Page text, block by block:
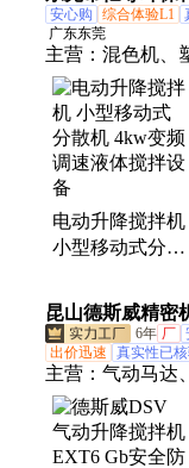
安心购 综合体验L1
广东东莞
主营： 混色机、
机、加热搅拌机
拌机、无重力搅
形振动筛、色粉
高速分散机、塑
机、智能车位锁
电动升降搅拌机
小型移动式分散
液体搅拌设备
昆山德斯威精密
6年 厂
出价迅速
真实性已
主营： 气动马达
拌机、走珠系
泵、抽料泵、